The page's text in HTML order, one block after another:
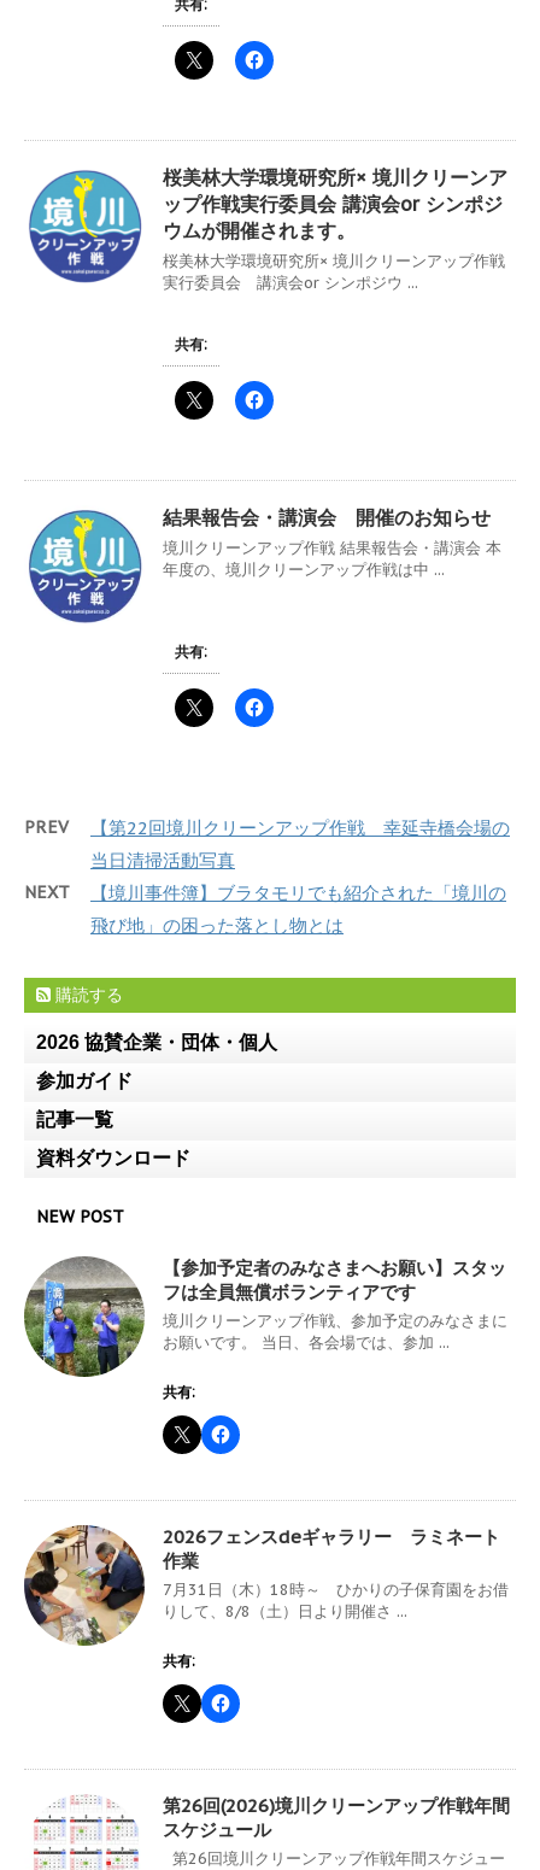
共有:
桜美林大学環境研究所× 境川クリーンア
ップ作戦実行委員会 講演会or シンポジ
ウムが開催されます。
桜美林大学環境研究所× 境川クリーンアップ作戦
実行委員会 講演会or シンポジウ ...
共有:
結果報告会・講演会 開催のお知らせ
境川クリーンアップ作戦 結果報告会・講演会 本
年度の、境川クリーンアップ作戦は中 ...
共有:
PREV
【第22回境川クリーンアップ作戦 幸延寺橋会場の
当日清掃活動写真
NEXT
【境川事件簿】ブラタモリでも紹介された「境川の
飛び地」の困った落とし物とは
購読する
2026 協賛企業・団体・個人
参加ガイド
記事一覧
資料ダウンロード
NEW POST
【参加予定者のみなさまへお願い】スタッ
フは全員無償ボランティアです
境川クリーンアップ作戦、参加予定のみなさまに
お願いです。 当日、各会場では、参加 ...
共有:
2026フェンスdeギャラリー ラミネート
作業
7月31日（木）18時～ ひかりの子保育園をお借
りして、8/8（土）日より開催さ ...
共有:
第26回(2026)境川クリーンアップ作戦年間
スケジュール
第26回境川クリーンアップ作戦年間スケジュー